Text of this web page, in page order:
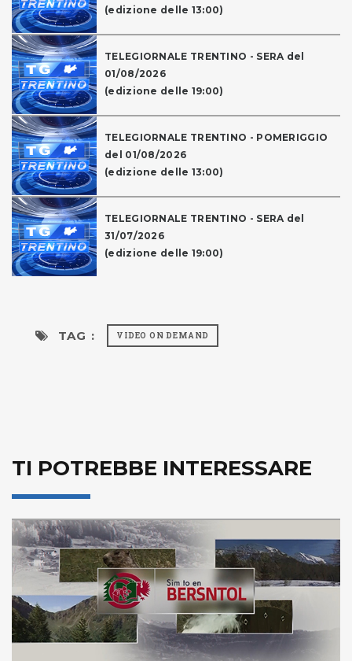
(edizione delle 13:00)
TELEGIORNALE TRENTINO - SERA del
01/08/2026
(edizione delle 19:00)
TELEGIORNALE TRENTINO - POMERIGGIO
del 01/08/2026
(edizione delle 13:00)
TELEGIORNALE TRENTINO - SERA del
31/07/2026
(edizione delle 19:00)
TAG : VIDEO ON DEMAND
TI POTREBBE INTERESSARE